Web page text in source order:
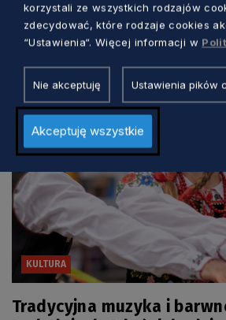
Zobacz
KULTURA
Tradycyjna muzyka i
korzystali ze wszystkich rodzajów
zdecydować, które rodzaje cookies
“Ustawienia“. Więcej informacji w
Nie akceptuję Ustawienia pików
Akceptuję wszystkie